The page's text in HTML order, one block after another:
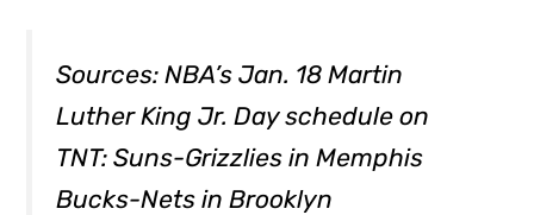
Sources: NBA’s Jan. 18 Martin
Luther King Jr. Day schedule on
TNT: Suns-Grizzlies in Memphis
Bucks-Nets in Brooklyn